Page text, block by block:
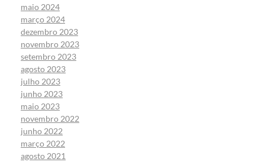
maio 2024
março 2024
dezembro 2023
novembro 2023
setembro 2023
agosto 2023
julho 2023
junho 2023
maio 2023
novembro 2022
junho 2022
março 2022
agosto 2021